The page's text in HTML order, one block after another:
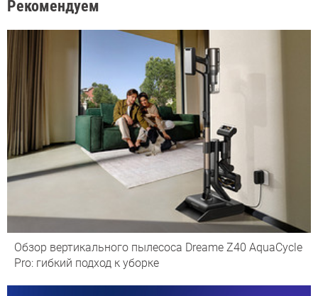
Рекомендуем
Обзор вертикального пылесоса Dreame Z40 AquaCycle
Pro: гибкий подход к уборке